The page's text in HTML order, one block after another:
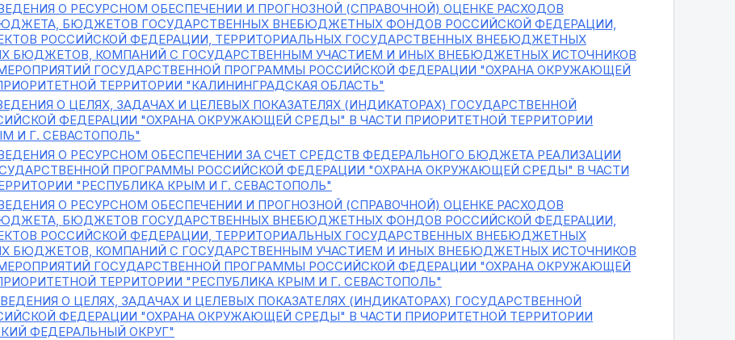
О РЕСУРСНОМ ОБЕСПЕЧЕНИИ И ПРОГНОЗНОЙ (СПРАВОЧНОЙ) ОЦЕНКЕ РАСХОДОВ
БЮДЖЕТОВ ГОСУДАРСТВЕННЫХ ВНЕБЮДЖЕТНЫХ ФОНДОВ РОССИЙСКОЙ ФЕДЕРАЦИИ,
РОССИЙСКОЙ ФЕДЕРАЦИИ, ТЕРРИТОРИАЛЬНЫХ ГОСУДАРСТВЕННЫХ ВНЕБЮДЖЕТНЫХ
БЮДЖЕТОВ, КОМПАНИЙ С ГОСУДАРСТВЕННЫМ УЧАСТИЕМ И ИНЫХ ВНЕБЮДЖЕТНЫХ ИСТОЧНИКОВ
ГОСУДАРСТВЕННОЙ ПРОГРАММЫ РОССИЙСКОЙ ФЕДЕРАЦИИ "ОХРАНА ОКРУЖАЮЩЕЙ
ТЕРРИТОРИИ "КАЛИНИНГРАДСКАЯ ОБЛАСТЬ"
О ЦЕЛЯХ, ЗАДАЧАХ И ЦЕЛЕВЫХ ПОКАЗАТЕЛЯХ (ИНДИКАТОРАХ) ГОСУДАРСТВЕННОЙ
ФЕДЕРАЦИИ "ОХРАНА ОКРУЖАЮЩЕЙ СРЕДЫ" В ЧАСТИ ПРИОРИТЕТНОЙ ТЕРРИТОРИИ
И Г. СЕВАСТОПОЛЬ"
О РЕСУРСНОМ ОБЕСПЕЧЕНИИ ЗА СЧЕТ СРЕДСТВ ФЕДЕРАЛЬНОГО БЮДЖЕТА РЕАЛИЗАЦИИ
ПРОГРАММЫ РОССИЙСКОЙ ФЕДЕРАЦИИ "ОХРАНА ОКРУЖАЮЩЕЙ СРЕДЫ" В ЧАСТИ
"РЕСПУБЛИКА КРЫМ И Г. СЕВАСТОПОЛЬ"
О РЕСУРСНОМ ОБЕСПЕЧЕНИИ И ПРОГНОЗНОЙ (СПРАВОЧНОЙ) ОЦЕНКЕ РАСХОДОВ
БЮДЖЕТОВ ГОСУДАРСТВЕННЫХ ВНЕБЮДЖЕТНЫХ ФОНДОВ РОССИЙСКОЙ ФЕДЕРАЦИИ,
РОССИЙСКОЙ ФЕДЕРАЦИИ, ТЕРРИТОРИАЛЬНЫХ ГОСУДАРСТВЕННЫХ ВНЕБЮДЖЕТНЫХ
БЮДЖЕТОВ, КОМПАНИЙ С ГОСУДАРСТВЕННЫМ УЧАСТИЕМ И ИНЫХ ВНЕБЮДЖЕТНЫХ ИСТОЧНИКОВ
ГОСУДАРСТВЕННОЙ ПРОГРАММЫ РОССИЙСКОЙ ФЕДЕРАЦИИ "ОХРАНА ОКРУЖАЮЩЕЙ
ТЕРРИТОРИИ "РЕСПУБЛИКА КРЫМ И Г. СЕВАСТОПОЛЬ"
О ЦЕЛЯХ, ЗАДАЧАХ И ЦЕЛЕВЫХ ПОКАЗАТЕЛЯХ (ИНДИКАТОРАХ) ГОСУДАРСТВЕННОЙ
ФЕДЕРАЦИИ "ОХРАНА ОКРУЖАЮЩЕЙ СРЕДЫ" В ЧАСТИ ПРИОРИТЕТНОЙ ТЕРРИТОРИИ
ФЕДЕРАЛЬНЫЙ ОКРУГ"